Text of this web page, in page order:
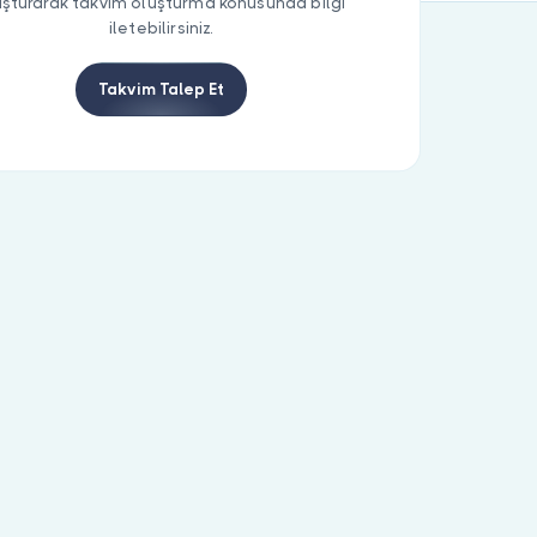
iletebilirsiniz.
Takvim Talep Et